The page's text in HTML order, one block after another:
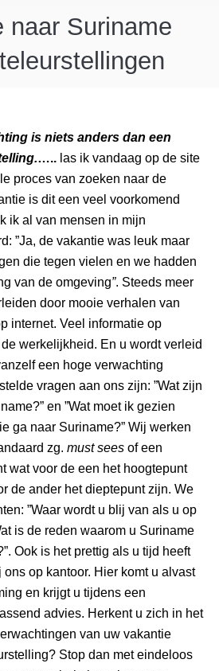
naar Suriname
is niets anders dan een
….. las ik vandaag op de site
proces van zoeken naar de
is dit een veel voorkomend
ik al van mensen in mijn
”Ja, de vakantie was leuk maar
die tegen vielen en we hadden
van de omgeving”. Steeds meer
door mooie verhalen van
internet. Veel informatie op
werkelijkheid. En u wordt verleid
een hoge verwachting
vragen aan ons zijn: ”Wat zijn
en ”Wat moet ik gezien
ga naar Suriname?” Wij werken
zg. must sees of een
wat voor de een het hoogtepunt
de ander het dieptepunt zijn. We
”Waar wordt u blij van als u op
is de reden waarom u Suriname
Ook is het prettig als u tijd heeft
op kantoor. Hier komt u alvast
en krijgt u tijdens een
advies. Herkent u zich in het
van uw vakantie
Stop dan met eindeloos